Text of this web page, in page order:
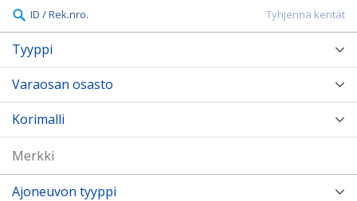
Tyhjennä kentät
ID / Rek.nro.
Tyyppi
Varaosan osasto
Korimalli
Ajoneuvon tyyppi